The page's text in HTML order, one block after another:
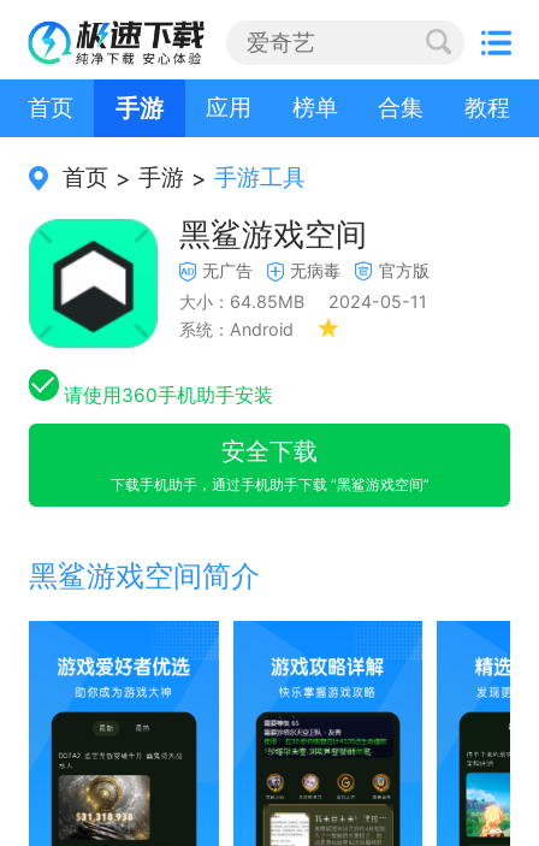
首页 手游 应用 榜单 合集 教程
首页 > 手游 > 手游工具
黑鲨游戏空间
无广告 无病毒
官方版
大小：64.85MB
2024-05-11
系统：Android
请使用360手机助手安装
安全下载
下载手机助手，通过手机助手下载 “黑鲨游戏空间”
黑鲨游戏空间简介